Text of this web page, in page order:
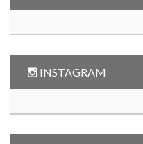
INSTAGRAM